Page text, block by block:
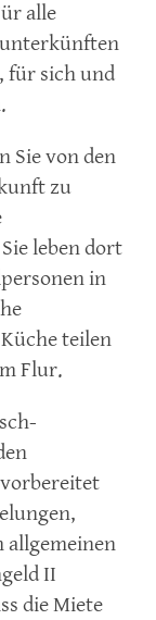
alle
für sich und
Sie von den
zu
leben dort
in
teilen
Flur.
allgemeinen
II
die Miete